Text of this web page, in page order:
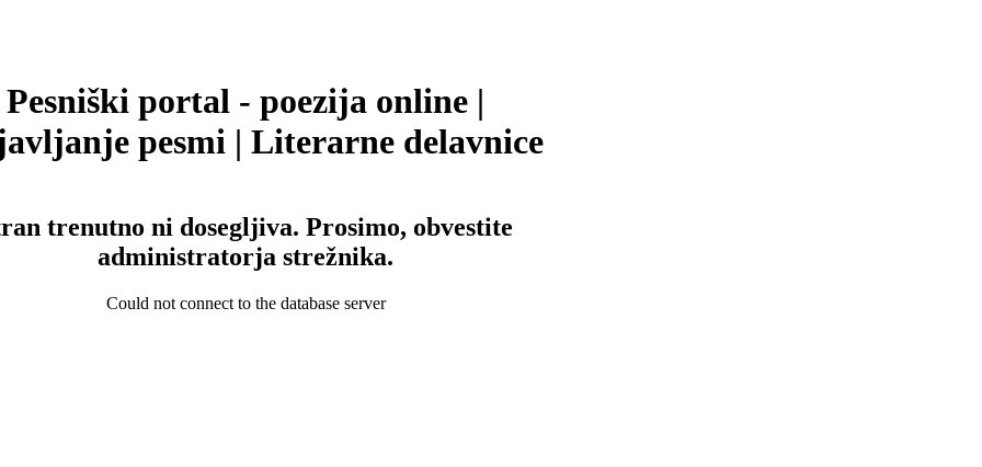
Pesniški portal - poezija online |
pesmi | Literarne delavnice
trenutno ni dosegljiva. Prosimo, obvestite
administratorja strežnika.
Could not connect to the database server